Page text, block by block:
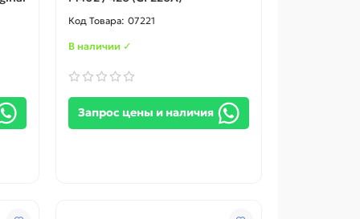
07221
В наличии ✓
Запрос цены и наличия